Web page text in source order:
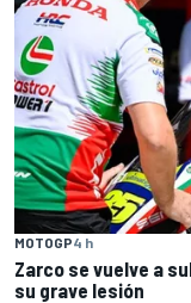
MOTOGP4 h
Zarco se vuelve a
su grave lesión